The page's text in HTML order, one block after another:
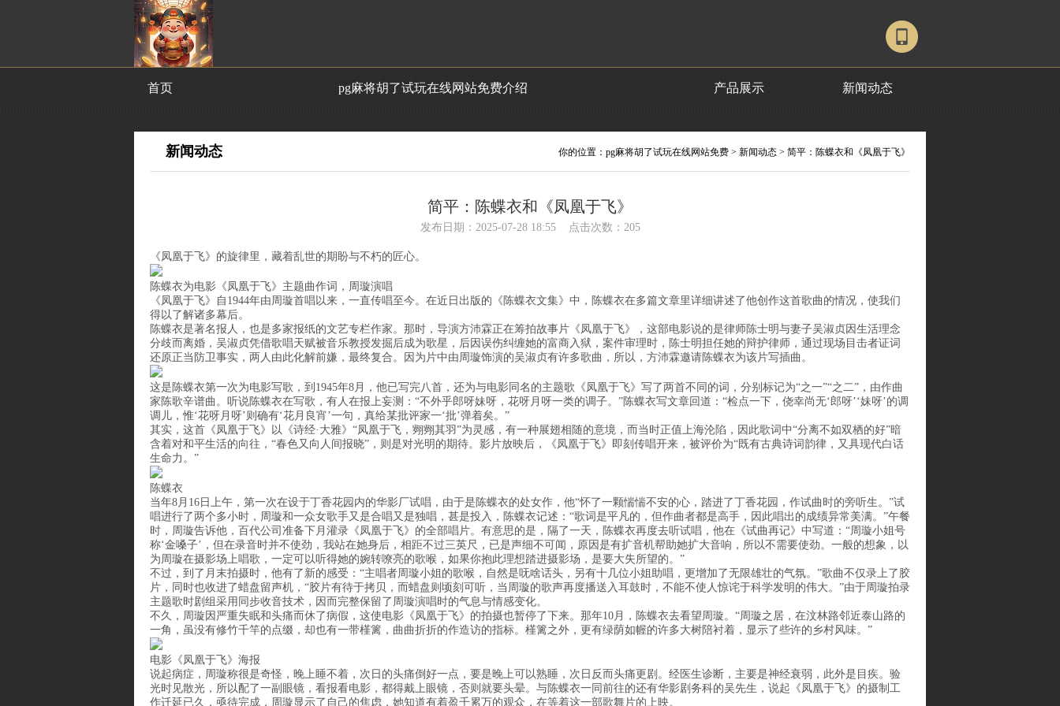
首页 pg麻将胡了试玩在线网站免费介绍 产品展示 新闻动态
新闻动态 你的位置： pg麻将胡了试玩在线网站免费 > 新闻动态 > 简平：陈蝶衣和《凤凰于飞》
简平：陈蝶衣和《凤凰于飞》
发布日期：2025-07-28 18:55 点击次数：205
《凤凰于飞》的旋律里，藏着乱世的期盼与不朽的匠心。
陈蝶衣为电影《凤凰于飞》主题曲作词，周璇演唱
《凤凰于飞》自1944年由周璇首唱以来，一直传唱至今。在近日出版的《陈蝶衣文集》中，陈蝶衣在多篇文章里详细讲述了他创作这首歌曲的情况，使我们
得以了解诸多幕后。
陈蝶衣是著名报人，也是多家报纸的文艺专栏作家。那时，导演方沛霖正在筹拍故事片《凤凰于飞》，这部电影说的是律师陈士明与妻子吴淑贞因生活理念
分歧而离婚，吴淑贞凭借歌唱天赋被音乐教授发掘后成为歌星，后因误伤纠缠她的富商入狱，案件审理时，陈士明担任她的辩护律师，通过现场目击者证词
还原正当防卫事实，两人由此化解前嫌，最终复合。因为片中由周璇饰演的吴淑贞有许多歌曲，所以，方沛霖邀请陈蝶衣为该片写插曲。
这是陈蝶衣第一次为电影写歌，到1945年8月，他已写完八首，还为与电影同名的主题歌《凤凰于飞》写了两首不同的词，分别标记为“之一”“之二”，由作曲
家陈歌辛谱曲。听说陈蝶衣在写歌，有人在报上妄测：“不外乎郎呀妹呀，花呀月呀一类的调子。”陈蝶衣写文章回道：“检点一下，侥幸尚无‘郎呀’‘妹呀’的调
调儿，惟‘花呀月呀’则确有‘花月良宵’一句，真给某批评家一‘批’弹着矣。”
其实，这首《凤凰于飞》以《诗经·大雅》“凤凰于飞，翙翙其羽”为灵感，有一种展翅相随的意境，而当时正值上海沦陷，因此歌词中“分离不如双栖的好”暗
含着对和平生活的向往，“春色又向人间报晓”，则是对光明的期待。影片放映后，《凤凰于飞》即刻传唱开来，被评价为“既有古典诗词韵律，又具现代白话
生命力。”
陈蝶衣
当年8月16日上午，第一次在设于丁香花园内的华影厂试唱，由于是陈蝶衣的处女作，他“怀了一颗惴惴不安的心，踏进了丁香花园，作试曲时的旁听生。”试
唱进行了两个多小时，周璇和一众女歌手又是合唱又是独唱，甚是投入，陈蝶衣记述：“歌词是平凡的，但作曲者都是高手，因此唱出的成绩异常美满。”午餐
时，周璇告诉他，百代公司准备下月灌录《凤凰于飞》的全部唱片。有意思的是，隔了一天，陈蝶衣再度去听试唱，他在《试曲再记》中写道：“周璇小姐号
称‘金嗓子’，但在录音时并不使劲，我站在她身后，相距不过三英尺，已是声细不可闻，原因是有扩音机帮助她扩大音响，所以不需要使劲。一般的想象，以
为周璇在摄影场上唱歌，一定可以听得她的婉转嘹亮的歌喉，如果你抱此理想踏进摄影场，是要大失所望的。”
不过，到了月末拍摄时，他有了新的感受：“主唱者周璇小姐的歌喉，自然是呒啥话头，另有十几位小姐助唱，更增加了无限雄壮的气氛。”歌曲不仅录上了胶
片，同时也收进了蜡盘留声机，“胶片有待于拷贝，而蜡盘则顷刻可听，当周璇的歌声再度播送入耳鼓时，不能不使人惊诧于科学发明的伟大。”由于周璇拍录
主题歌时剧组采用同步收音技术，因而完整保留了周璇演唱时的气息与情感变化。
不久，周璇因严重失眠和头痛而休了病假，这使电影《凤凰于飞》的拍摄也暂停了下来。那年10月，陈蝶衣去看望周璇。“周璇之居，在汶林路邻近泰山路的
一角，虽没有修竹千竿的点缀，却也有一带槿篱，曲曲折折的作造访的指标。槿篱之外，更有绿荫如幄的许多大树陪衬着，显示了些许的乡村风味。”
电影《凤凰于飞》海报
说起病症，周璇称很是奇怪，晚上睡不着，次日的头痛倒好一点，要是晚上可以熟睡，次日反而头痛更剧。经医生诊断，主要是神经衰弱，此外是目疾。验
光时见散光，所以配了一副眼镜，看报看电影，都得戴上眼镜，否则就要头晕。与陈蝶衣一同前往的还有华影剧务科的吴先生，说起《凤凰于飞》的摄制工
作迁延已久，亟待完成，周璇显示了自己的焦虑，她知道有着盈千累万的观众，在等着这一部歌舞片的上映。